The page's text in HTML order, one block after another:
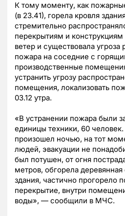
К тому моменту, как
(в 23.41), горела кровля
стремительно
перекрытиям и
ветер и существовала угроза
пожара на соседние с
производственные
устранить угрозу
помещения, локализовать
03.12 утра.
«В устранении пожара были
единицы техники, 60
произошел ночью, на тот
людей, эвакуации не
был потушен, от огня
метров, обгорела
здания, частично прогорело
перекрытие, внутри
воды», — сообщили в МЧС.